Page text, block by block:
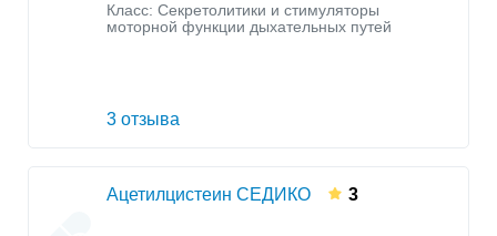
Класс: Секретолитики и стимуляторы
моторной функции дыхательных путей
3 отзыва
Ацетилцистеин СЕДИКО 3